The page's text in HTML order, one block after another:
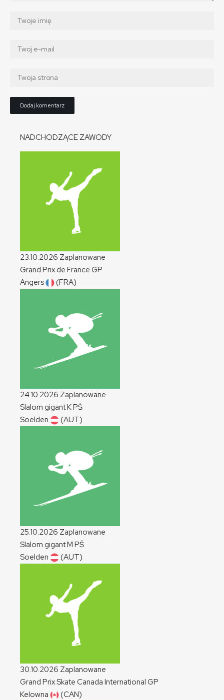
NADCHODZĄCE ZAWODY
23.10.2026 Zaplanowane
Grand Prix de France GP
Angers
(FRA)
24.10.2026 Zaplanowane
Slalom gigantKPŚ
Soelden
(AUT)
25.10.2026 Zaplanowane
Slalom gigantM PŚ
Soelden
(AUT)
30.10.2026 Zaplanowane
Grand Prix Skate Canada International GP
Kelowna
(CAN)